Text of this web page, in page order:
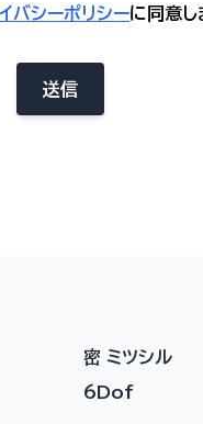
バシーポリシーに同意し
送信
密 ミツシル
6Dof